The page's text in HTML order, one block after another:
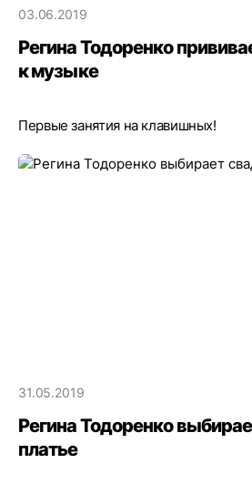
03.06.2019
Регина Тодоренко
к музыке
Первые занятия на клавишных!
31.05.2019
Регина Тодоренко
платье